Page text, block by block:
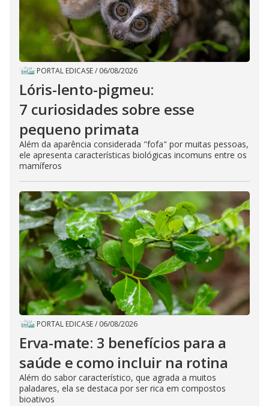
PORTAL EDICASE/ 06/08/2026
Lóris-lento-pigmeu:
7 curiosidades sobre esse
pequeno primata
Além da aparência considerada "fofa" por muitas pessoas,
ele apresenta características biológicas incomuns entre os
mamíferos
PORTAL EDICASE/ 06/08/2026
Erva-mate: 3 benefícios para a
saúde e como incluir na rotina
Além do sabor característico, que agrada a muitos
paladares, ela se destaca por ser rica em compostos
bioativos